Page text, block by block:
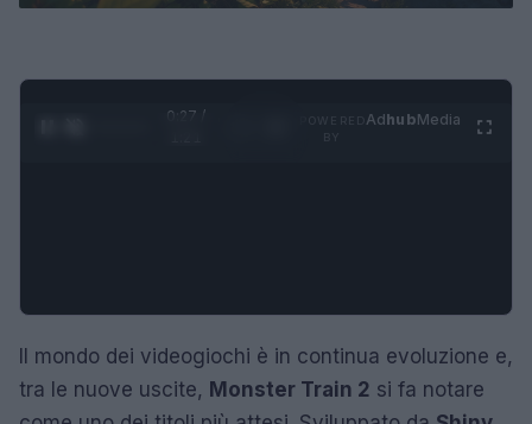
0:28 /
AdhubMedia
Il mondo dei videogiochi è in continua evoluzione e,
tra le nuove uscite, Monster Train 2 si fa notare